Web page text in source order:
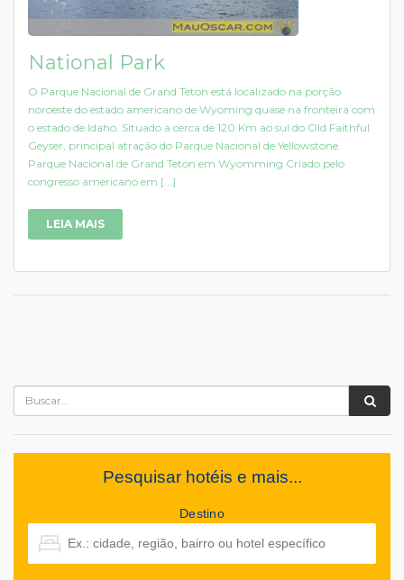
National Park
O Parque Nacional de Grand Teton está localizado na porção
noroeste do estado americano de Wyoming quase na fronteira com
o estado de Idaho. Situado a cerca de 120 Km ao sul do Old Faithful
Geyser, principal atração do Parque Nacional de Yellowstone.
Parque Nacional de Grand Teton em Wyomming Criado pelo
congresso americano em [...]
LEIA MAIS
Pesquisar hotéis e mais...
Destino